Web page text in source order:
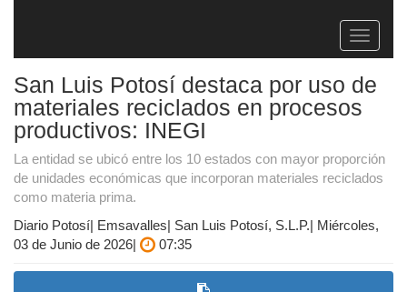
Toggle
San Luis Potosí destaca por uso de
materiales reciclados en procesos
productivos: INEGI
La entidad se ubicó entre los 10 estados con mayor proporción
de unidades económicas que incorporan materiales reciclados
como materia prima.
Diario Potosí| Emsavalles| San Luis Potosí, S.L.P.| Miércoles,
03 de Junio de 2026|
07:35